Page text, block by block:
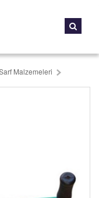
Malzemeleri